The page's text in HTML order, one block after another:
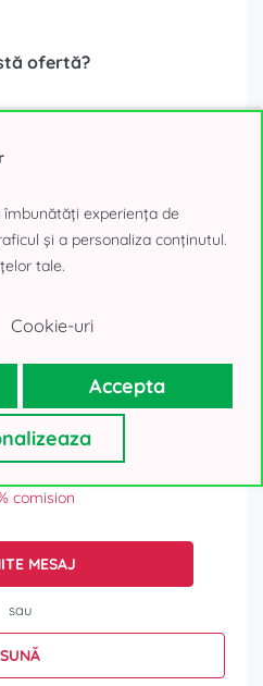
ofertă?
sunt ele colectate mai sus, vor fi
oferte imobiliare. Nu vom
Mulțumim!
comision
MESAJ
sau
SUNĂ
experiența de
și a personaliza conținutul.
tale.
Cookie-uri
Accepta